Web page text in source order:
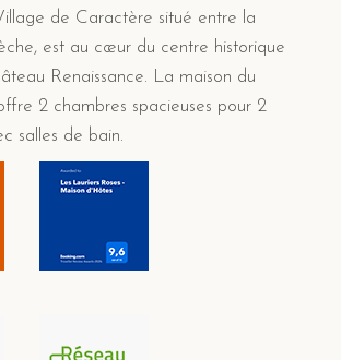
de Caractère situé entre la
est au cœur du centre historique
Renaissance. La maison du
2 chambres spacieuses pour 2
salles de bain.